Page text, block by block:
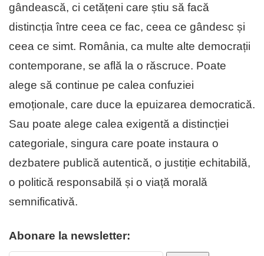
gândească, ci cetățeni care știu să facă
distincția între ceea ce fac, ceea ce gândesc și
ceea ce simt. România, ca multe alte democrații
contemporane, se află la o răscruce. Poate
alege să continue pe calea confuziei
emoționale, care duce la epuizarea democratică.
Sau poate alege calea exigentă a distincției
categoriale, singura care poate instaura o
dezbatere publică autentică, o justiție echitabilă,
o politică responsabilă și o viață morală
semnificativă.
Abonare la newsletter: